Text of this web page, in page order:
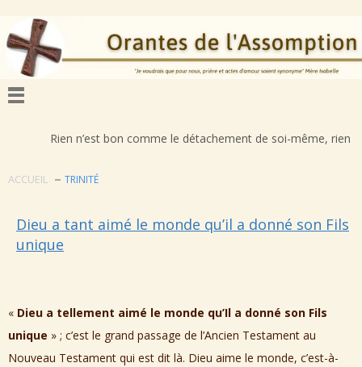
Rien n’est bon comme le détachement de soi-même, rien n’est
ACCUEIL TRINITÉ
Dieu a tant aimé le monde qu’il a donné son Fils
unique
« Dieu a tellement aimé le monde qu’Il a donné son Fils
unique » ; c’est le grand passage de l’Ancien Testament au
Nouveau Testament qui est dit là. Dieu aime le monde, c’est-à-